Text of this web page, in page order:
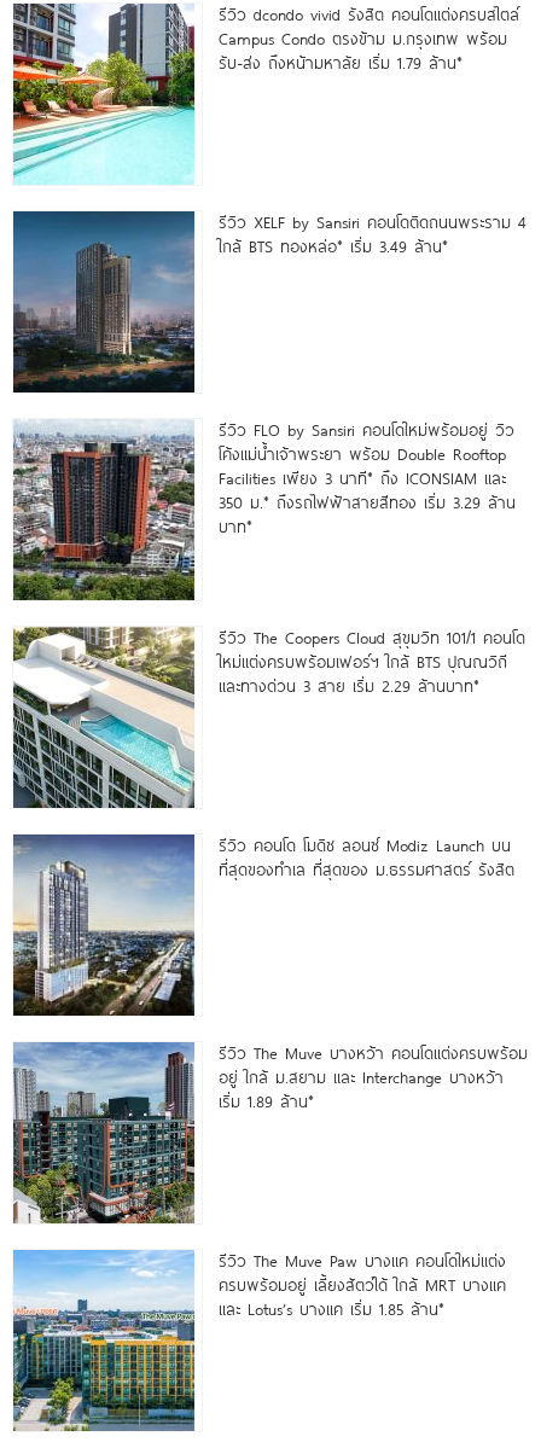
รีวิว dcondo vivid รังสิต คอนโดแต่งครบสไตล์
Campus Condo ตรงข้าม ม.กรุงเทพ พร้อม
รับ-ส่ง ถึงหน้ามหาลัย เริ่ม 1.79 ล้าน*
รีวิว XELF by Sansiri คอนโดติดถนนพระราม 4
ใกล้ BTS ทองหล่อ* เริ่ม 3.49 ล้าน*
รีวิว FLO by Sansiri คอนโดใหม่พร้อมอยู่ วิว
โค้งแม่น้ำเจ้าพระยา พร้อม Double Rooftop
Facilities เพียง 3 นาที* ถึง ICONSIAM และ
350 ม.* ถึงรถไฟฟ้าสายสีทอง เริ่ม 3.29 ล้าน
บาท*
รีวิว The Coopers Cloud สุขุมวิท 101/1 คอนโด
ใหม่แต่งครบพร้อมเฟอร์ฯ ใกล้ BTS ปุณณวิถี
และทางด่วน 3 สาย เริ่ม 2.29 ล้านบาท*
รีวิว คอนโด โมดิซ ลอนซ์ Modiz Launch บน
ที่สุดของทำเล ที่สุดของ ม.ธรรมศาสตร์ รังสิต
รีวิว The Muve บางหว้า คอนโดแต่งครบพร้อม
อยู่ ใกล้ ม.สยาม และ Interchange บางหว้า
เริ่ม 1.89 ล้าน*
รีวิว The Muve Paw บางแค คอนโดใหม่แต่ง
ครบพร้อมอยู่ เลี้ยงสัตว์ได้ ใกล้ MRT บางแค
และ Lotus’s บางแค เริ่ม 1.85 ล้าน*